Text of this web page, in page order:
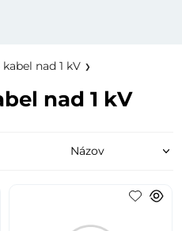
nad 1 kV
nad 1 kV